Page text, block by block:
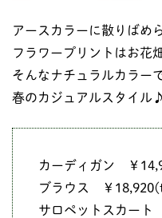
アースカラーに散りばめ
フラワープリントはお花
そんなナチュラルカラー
春のカジュアルスタイル♪
カーディガン ￥
ブラウス ￥
サロペットスカー